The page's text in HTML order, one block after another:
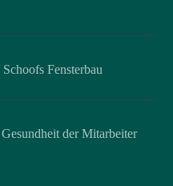
Fensterbau
der Mitarbeiter